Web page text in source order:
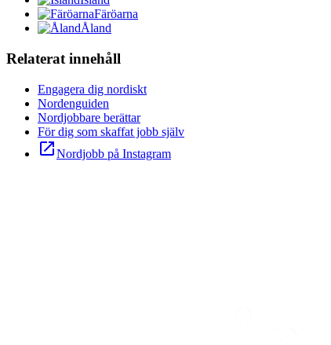
Färöarna
Åland
Relaterat innehåll
Engagera dig nordiskt
Nordenguiden
Nordjobbare berättar
För dig som skaffat jobb själv
open_in_newNordjobb på Instagram